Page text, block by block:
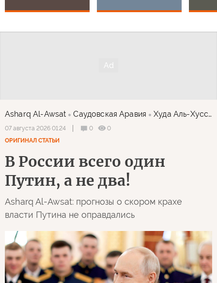
Asharq Al-Awsat Саудовская Аравия Худа Аль-Хуссейни
07 августа 2026 01:24 0
0
ОРИГИНАЛ СТАТЬИ
В России всего один
Путин, а не два!
Asharq Al-Awsat: прогнозы о скором крахе
власти Путина не оправдались